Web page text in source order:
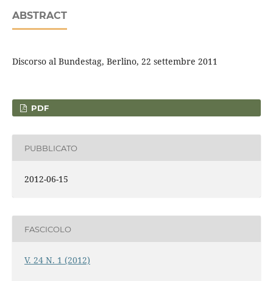
ABSTRACT
Discorso al Bundestag, Berlino, 22 settembre 2011
PDF
PUBBLICATO
2012-06-15
FASCICOLO
V. 24 N. 1 (2012)